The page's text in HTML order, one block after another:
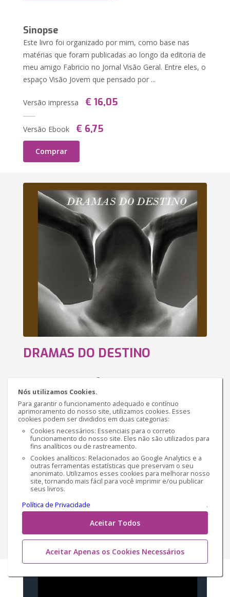
Nós utilizamos Cookies.
Para garantir o funcionamento adequado e contínuo
aprimoramento do nosso site, utilizamos cookies. Esses
cookies podem ser divididos em duas categorias:
Cookies necessários: Essenciais para o correto
funcionamento do nosso site. Eles não são utilizados para
fins analíticos ou de rastreamento.
Cookies analíticos: Relacionados ao Google Analytics e a
outras ferramentas estatísticas que preservam o seu
anonimato. Utilizamos esses cookies para melhorar nosso
site, tornando mais fácil para você imprimir e/ou publicar
seus livros.
Política de Privacidade
.
Aceitar Todos
Aceitar Apenas os Cookies Necessários
Sinopse
Este livro foi organizado por mim, como base nas
matérias que foram publicadas ao longo da editoria de
meu amigo Fabricio no Jornal Visão Geral. Entre eles, o
espaço Visão Jovem que pensado por ...
Versão impressa € 16,05
Versão Ebook € 6,75
Comprar
DRAMAS DO DESTINO
FERNANDO ROMÃO
Sinopse
Você acredita em destino? Ao ler Dramas do Destino,
você verá como o mundo dá voltas, e que ninguém
consegue mudar o destino, apenas o maravilhoso
eterno Deus.
Versão impressa € 11,65
€ 3,31
Comprar